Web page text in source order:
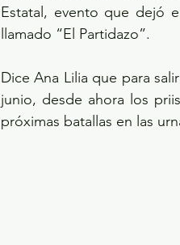
Estatal, evento que dejó
llamado “El Partidazo”.
Dice Ana Lilia que para
junio, desde ahora los
próximas batallas en las